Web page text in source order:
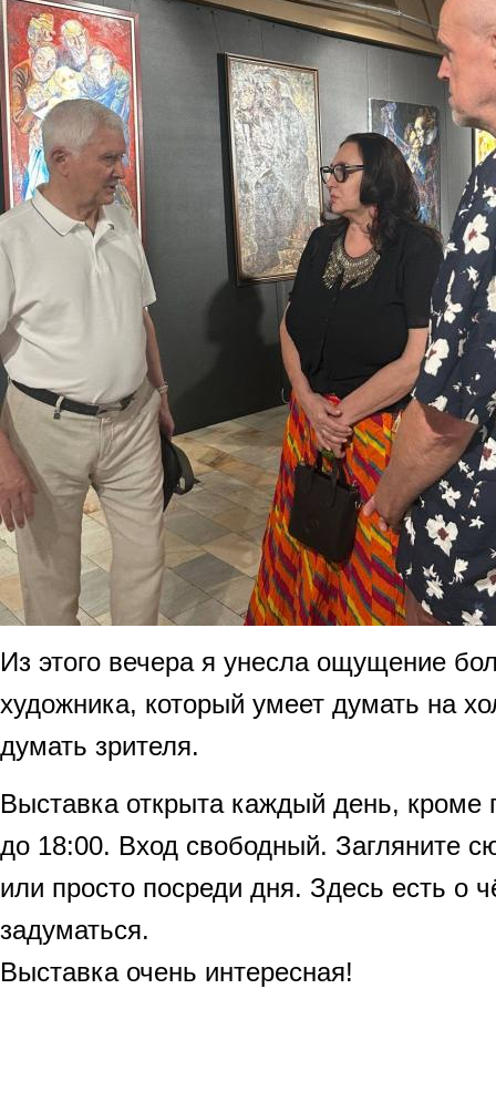
Из этого вечера я унесла ощущение
художника, который умеет думать на
думать зрителя.
Выставка открыта каждый день, кроме
до 18:00. Вход свободный. Загляните
или просто посреди дня. Здесь есть о
задуматься.
Выставка очень интересная!